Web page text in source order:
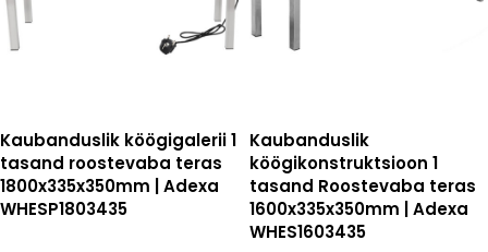
Kaubanduslik köögigalerii 1
tasand roostevaba teras
1800x335x350mm | Adexa
WHESP1803435
Kaubanduslik
köögikonstruktsioon 1
tasand Roostevaba teras
1600x335x350mm | Adexa
WHES1603435